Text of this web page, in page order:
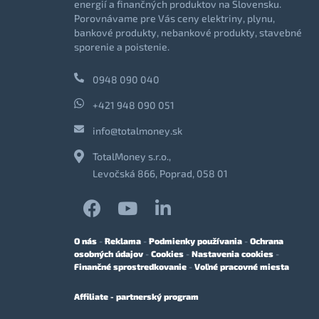
energií a finančných produktov na Slovensku.
Porovnávame pre Vás ceny elektriny, plynu,
bankové produkty, nebankové produkty, stavebné
sporenie a poistenie.
0948 090 040
+421 948 090 051
info@totalmoney.sk
TotalMoney s.r.o.,
Levočská 866, Poprad, 058 01
O nás - Reklama - Podmienky používania - Ochrana
osobných údajov - Cookies - Nastavenia cookies -
Finančné sprostredkovanie - Voľné pracovné miesta
Affiliate - partnerský program